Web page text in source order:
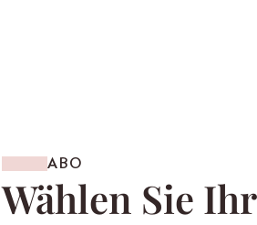
ABO
Wählen Sie Ihr